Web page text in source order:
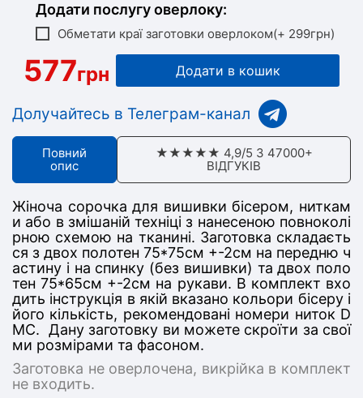
Додати послугу оверлоку:
Обметати краї заготовки оверлоком(+ 299грн)
577грн Додати в кошик
Долучайтесь в Телеграм-канал
Повний
опис
★★★★★ 4,9/5 З 47000+
ВІДГУКІВ
Жіноча сорочка для вишивки бісером, ниткам
и або в змішаній техніці з нанесеною повноколі
рною схемою на тканині. Заготовка складаєть
ся з двох полотен 75*75см +-2см на передню ч
астину і на спинку (без вишивки) та двох поло
тен 75*65см +-2см на рукави. В комплект вхо
дить інструкція в якій вказано кольори бісеру і
його кількість, рекомендовані номери ниток D
MC. Дану заготовку ви можете скроїти за свої
ми розмірами та фасоном.
Заготовка не оверлочена, викрійка в комплект
не входить.